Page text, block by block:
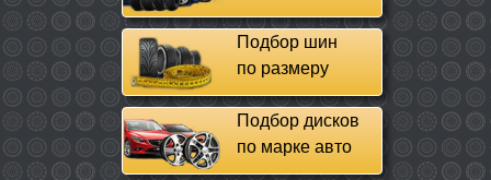
Подбор шин
по размеру
Подбор дисков
по марке авто